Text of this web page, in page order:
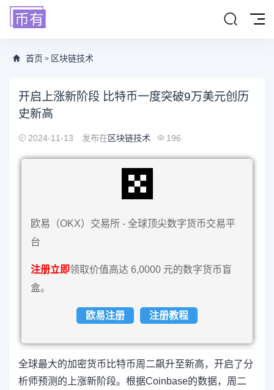
首页 > 区块链技术
开启上涨新阶段 比特币一度突破9万美元创历
史新高
2024-11-13 发布在区块链技术 196
欧易（OKX）交易所 - 全球顶尖数字货币交易平
台
注册立即领取价值高达 6,0000 元的数字货币盲
盒。
欧易注册 注册教程
全球最大的加密货币比特币周二飙升至新高，开启了分
析师预测的上涨新阶段。根据Coinbase的数据，周二